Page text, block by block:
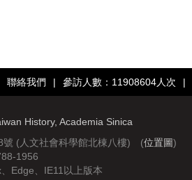
聯絡我們 | 參訪人數：11908604人次 |
History, Academia Sinica
號 (人文社會科學館北棟八樓) (位置圖)
1956
Edge、IE11以上版本